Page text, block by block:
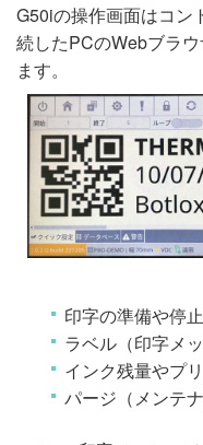
G50iの操作画面はコン
続したPCのWebブラ
ます。
印字の準備や停
ラベル（印字メ
インク残量やプ
パージ（メンテ